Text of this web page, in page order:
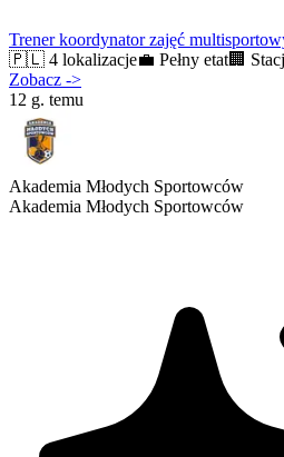
Trener koordynator zajęć
🇵🇱 4 lokalizacje💼 Pełny etat🏢
Zobacz ->
12 g. temu
Akademia Młodych Sportowców
Akademia Młodych Sportowców